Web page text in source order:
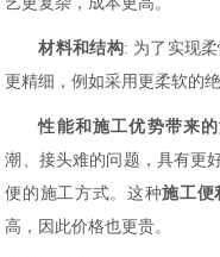
材料和结构: 为了实现
更精细，例如采用更柔软的
性能和施工优势带来
潮、接头难的问题，具有更
便的施工方式。这种施工便
高，因此价格也更贵。